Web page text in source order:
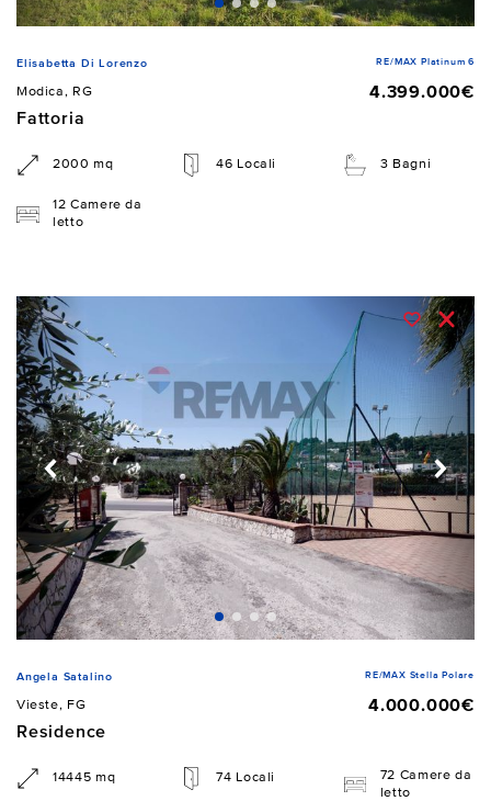
Elisabetta Di Lorenzo RE/MAX Platinum 6
Modica, RG
4.399.000€
Fattoria
2000 mq 46 Locali 3 Bagni
12 Camere da
letto
Angela Satalino RE/MAX Stella Polare
Vieste, FG
4.000.000€
Residence
14445 mq 74 Locali
72 Camere da
letto